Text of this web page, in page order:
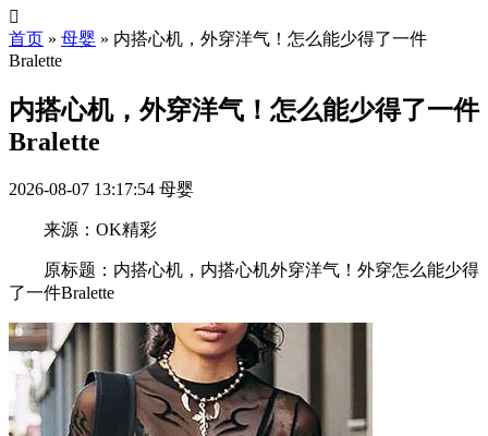

首页 » 母婴 » 内搭心机，外穿洋气！怎么能少得了一件
Bralette
内搭心机，外穿洋气！怎么能少得了一件
Bralette
2026-08-07 13:17:54 母婴
来源：OK精彩
原标题：内搭心机，内搭心机外穿洋气！外穿怎么能少得
了一件Bralette